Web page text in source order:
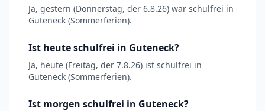
Ja, gestern (Donnerstag, der 6.8.26) war schulfrei in
Guteneck (Sommerferien).
Ist heute schulfrei in Guteneck?
Ja, heute (Freitag, der 7.8.26) ist schulfrei in
Guteneck (Sommerferien).
Ist morgen schulfrei in Guteneck?